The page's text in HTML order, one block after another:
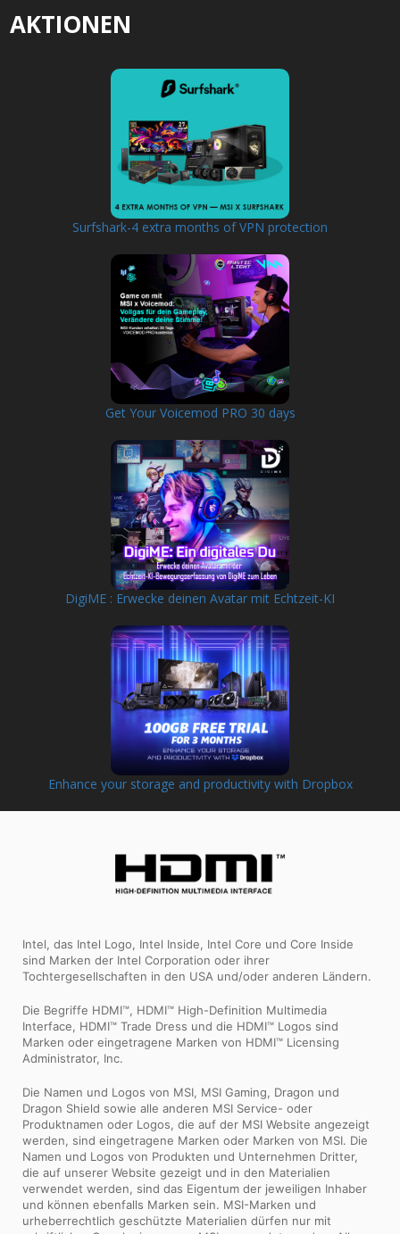
AKTIONEN
Surfshark-4 extra months of VPN protection
Get Your Voicemod PRO 30 days
DigiME : Erwecke deinen Avatar mit Echtzeit-KI
Enhance your storage and productivity with Dropbox
Intel, das Intel Logo, Intel Inside, Intel Core und Core Inside
sind Marken der Intel Corporation oder ihrer
Tochtergesellschaften in den USA und/oder anderen Ländern.
Die Begriffe HDMI™, HDMI™ High-Definition Multimedia
Interface, HDMI™ Trade Dress und die HDMI™ Logos sind
Marken oder eingetragene Marken von HDMI™ Licensing
Administrator, Inc.
Die Namen und Logos von MSI, MSI Gaming, Dragon und
Dragon Shield sowie alle anderen MSI Service- oder
Produktnamen oder Logos, die auf der MSI Website angezeigt
werden, sind eingetragene Marken oder Marken von MSI. Die
Namen und Logos von Produkten und Unternehmen Dritter,
die auf unserer Website gezeigt und in den Materialien
verwendet werden, sind das Eigentum der jeweiligen Inhaber
und können ebenfalls Marken sein. MSI-Marken und
urheberrechtlich geschützte Materialien dürfen nur mit